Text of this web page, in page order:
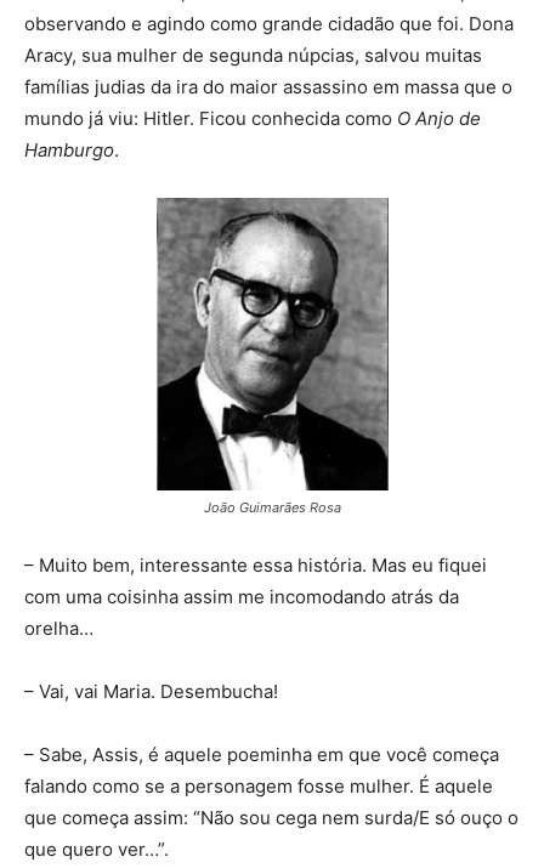
observando e agindo como grande cidadão que foi. Dona
Aracy, sua mulher de segunda núpcias, salvou muitas
famílias judias da ira do maior assassino em massa que o
mundo já viu: Hitler. Ficou conhecida como O Anjo de
Hamburgo.
João Guimarães Rosa
– Muito bem, interessante essa história. Mas eu fiquei
com uma coisinha assim me incomodando atrás da
orelha…
– Vai, vai Maria. Desembucha!
– Sabe, Assis, é aquele poeminha em que você começa
falando como se a personagem fosse mulher. É aquele
que começa assim: “Não sou cega nem surda/E só ouço o
que quero ver…”.